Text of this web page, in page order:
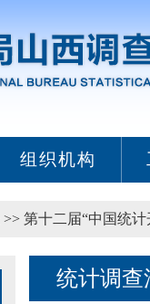
组织机构
>> 第十二届“中国统计
统计调查